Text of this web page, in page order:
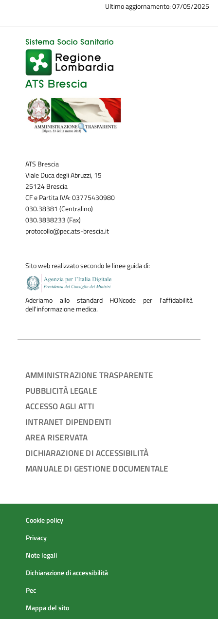
Ultimo aggiornamento: 07/05/2025
ATS Brescia
Viale Duca degli Abruzzi, 15
25124 Brescia
CF e Partita IVA: 03775430980
030.38381 (Centralino)
030.3838233 (Fax)
protocollo@pec.ats-brescia.it
Sito web realizzato secondo le linee guida di:
Aderiamo allo standard HONcode per l'affidabilità
dell'informazione medica.
AMMINISTRAZIONE TRASPARENTE
PUBBLICITÀ LEGALE
ACCESSO AGLI ATTI
INTRANET DIPENDENTI
AREA RISERVATA
DICHIARAZIONE DI ACCESSIBILITÀ
MANUALE DI GESTIONE DOCUMENTALE
Cookie policy
Privacy
Note legali
Dichiarazione di accessibilità
Pec
Mappa del sito